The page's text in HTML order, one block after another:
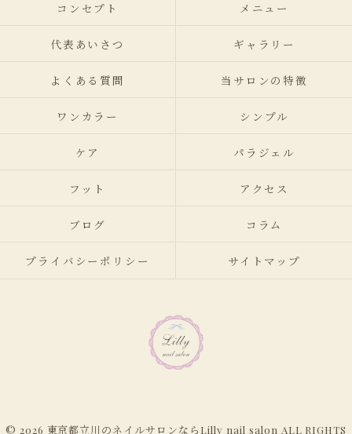
コンセプト メニュー
代表あいさつ ギャラリー
よくある質問 当サロンの特徴
ワンカラー シンプル
ケア パラジェル
フット アクセス
ブログ コラム
プライバシーポリシー サイトマップ
© 2026 東京都立川のネイルサロンならLilly nail salon ALL RIGHTS